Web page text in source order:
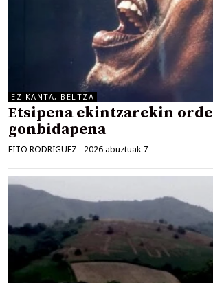
EZ KANTA, BELTZA
Etsipena ekintzarekin
gonbidapena
FITO RODRIGUEZ - 2026 abuztuak 7